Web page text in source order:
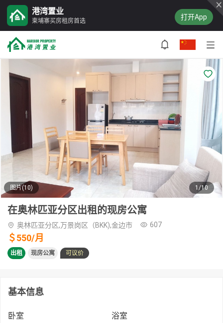
港湾置业
柬埔寨买房租房首选 打开App
图片(10) 1/10
在奥林匹亚分区出租的现房公寓
奥林匹亚分区,万景岗区（BKK),金边市 607
＄550/月
出租 现房公寓 可议价
基本信息
卧室
浴室